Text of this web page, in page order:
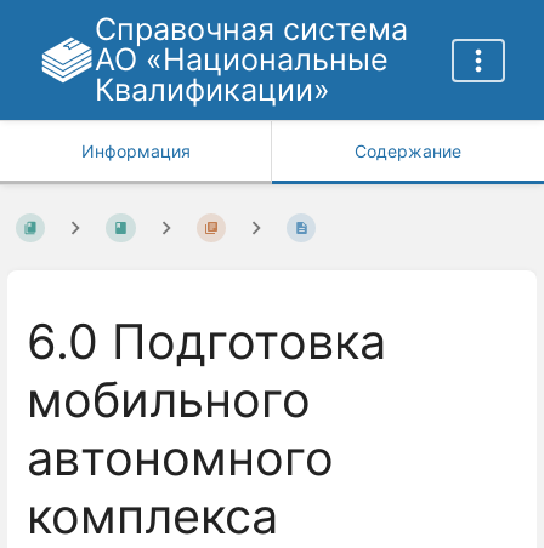
Справочная система
АО «Национальные
Квалификации»
Информация Содержание
6.0 Подготовка
мобильного
автономного
комплекса